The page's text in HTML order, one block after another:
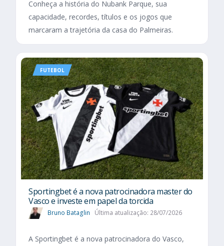
Conheça a história do Nubank Parque, sua
capacidade, recordes, títulos e os jogos que
marcaram a trajetória da casa do Palmeiras.
FUTEBOL
Sportingbet é a nova patrocinadora master do
Vasco e investe em papel da torcida
Bruno Bataglin Última atualização: 28/07/2026
A Sportingbet é a nova patrocinadora do Vasco,